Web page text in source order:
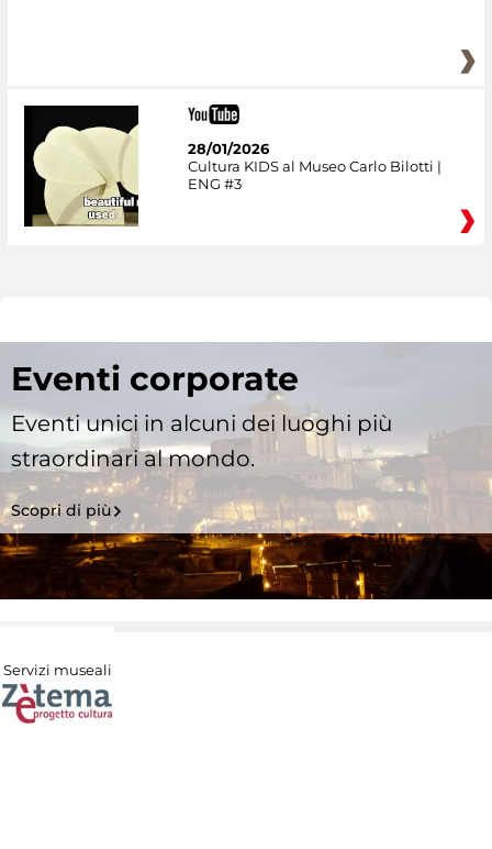
28/01/2026
Cultura KIDS al Museo Carlo Bilotti |
ENG #3
Eventi corporate
Eventi unici in alcuni dei luoghi più
straordinari al mondo.
Scopri di più
Servizi museali